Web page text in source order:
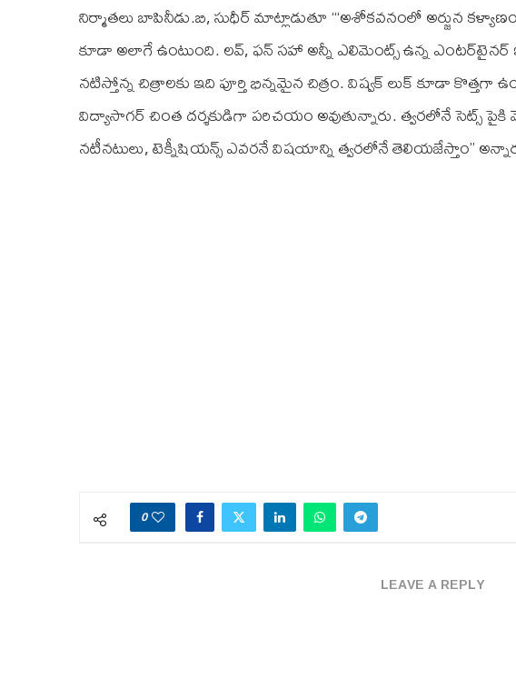
నిర్మాత‌లు బాపినీడు.బి, సుధీర్ మాట్లాడుతూ ‘‘‘అశోకవనంలో అర్జున
కూడా అలాగే ఉంటుంది. ల‌వ్‌, ఫ‌న్ స‌హా అన్నీ ఎలిమెంట్స్ ఉన్న ఎంట‌ర్‌టైన‌ర్
న‌టిస్తోన్న చిత్రాల‌కు ఇది పూర్తి భిన్న‌మైన చిత్రం. విష్వ‌క్ లుక్ కూడా
విద్యాసాగ‌ర్ చింత ద‌ర్శ‌కుడిగా ప‌రిచ‌యం అవుతున్నారు. త్వ‌ర‌లోనే సెట్స్
న‌టీన‌టులు, టెక్నీషియ‌న్స్ ఎవ‌ర‌నే విష‌యాన్ని త్వ‌ర‌లోనే తెలియ‌జేస్తాం’’
0
LEAVE A REPLY